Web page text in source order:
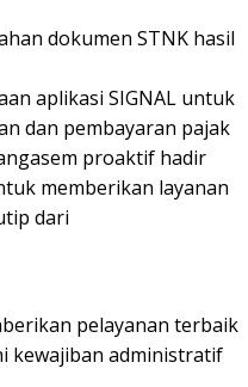
dokumen STNK hasil
aplikasi SIGNAL untuk
dan pembayaran pajak
proaktif hadir
memberikan layanan
dari
pelayanan terbaik
kewajiban administratif